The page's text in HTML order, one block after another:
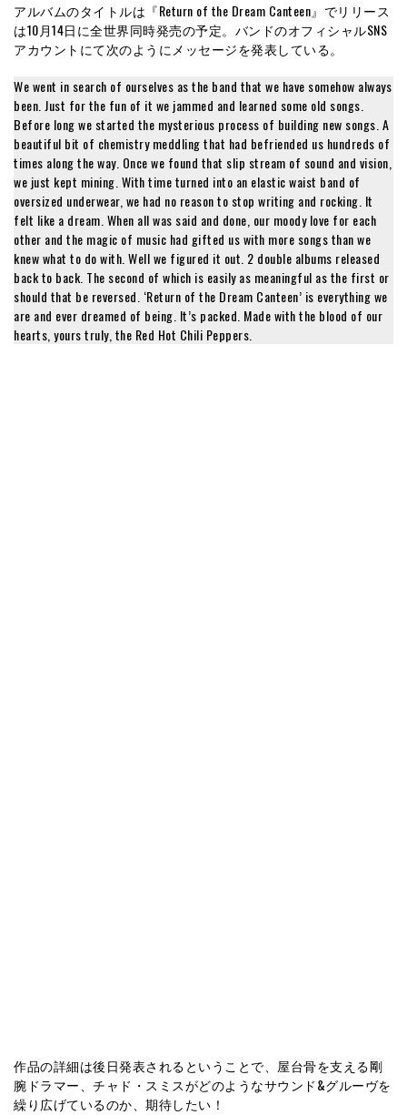
アルバムのタイトルは『Return of the Dream Canteen』でリリース
は10月14日に全世界同時発売の予定。バンドのオフィシャルSNS
アカウントにて次のようにメッセージを発表している。
We went in search of ourselves as the band that we have somehow always
been. Just for the fun of it we jammed and learned some old songs.
Before long we started the mysterious process of building new songs. A
beautiful bit of chemistry meddling that had befriended us hundreds of
times along the way. Once we found that slip stream of sound and vision,
we just kept mining. With time turned into an elastic waist band of
oversized underwear, we had no reason to stop writing and rocking. It
felt like a dream. When all was said and done, our moody love for each
other and the magic of music had gifted us with more songs than we
knew what to do with. Well we figured it out. 2 double albums released
back to back. The second of which is easily as meaningful as the first or
should that be reversed. ‘Return of the Dream Canteen’ is everything we
are and ever dreamed of being. It’s packed. Made with the blood of our
hearts, yours truly, the Red Hot Chili Peppers.
作品の詳細は後日発表されるということで、屋台骨を支える剛
腕ドラマー、チャド・スミスがどのようなサウンド&グルーヴを
繰り広げているのか、期待したい！